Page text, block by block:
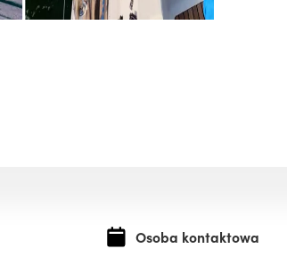
Osoba kontaktowa